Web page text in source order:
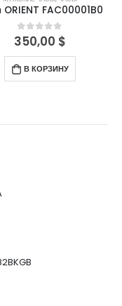
ORIENT FAC00001B0
0out of 5
350,00 $
В КОРЗИНУ